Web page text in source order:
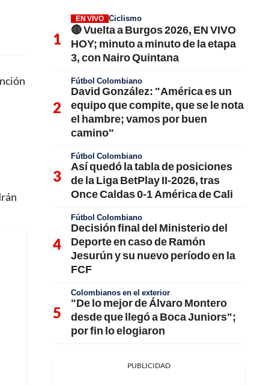
EN VIVO Ciclismo
🔴 Vuelta a Burgos 2026, EN VIVO
HOY; minuto a minuto de la etapa
3, con Nairo Quintana
Fútbol Colombiano
David González: "América es un
equipo que compite, que se le nota
el hambre; vamos por buen
camino"
Fútbol Colombiano
Así quedó la tabla de posiciones
de la Liga BetPlay II-2026, tras
Once Caldas 0-1 América de Cali
Fútbol Colombiano
Decisión final del Ministerio del
Deporte en caso de Ramón
Jesurún y su nuevo período en la
FCF
Colombianos en el exterior
"De lo mejor de Álvaro Montero
desde que llegó a Boca Juniors";
por fin lo elogiaron
PUBLICIDAD